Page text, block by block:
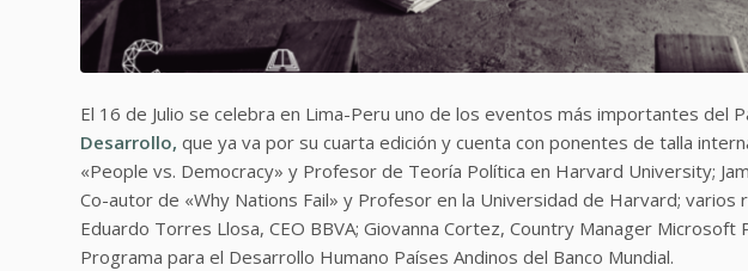
El 16 de Julio se celebra en Lima-Peru uno de los eventos más importantes del
Desarrollo, que ya va por su cuarta edición y cuenta con ponentes de talla
«People vs. Democracy» y Profesor de Teoría Política en Harvard University;
Co-autor de «Why Nations Fail» y Profesor en la Universidad de Harvard;
Eduardo Torres Llosa, CEO BBVA; Giovanna Cortez, Country Manager Microsoft
Programa para el Desarrollo Humano Países Andinos del Banco Mundial.